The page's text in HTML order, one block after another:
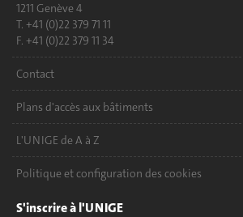
1211 Genève 4
T. +41 (0)22 379 71 11
F. +41 (0)22 379 11 34
Contact
Plans d'accès aux bâtiments
L'UNIGE de A à Z
Politique et configuration des cookies
S'inscrire à l'UNIGE